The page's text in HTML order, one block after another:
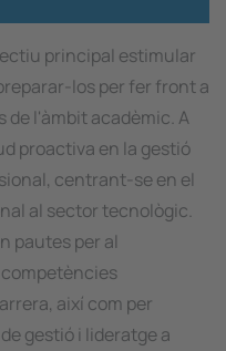
principal estimular
los per fer front a
de l'àmbit acadèmic. A
proactiva en la gestió
centrant-se en el
al sector tecnològic.
pautes per al
així com per
gestió i lideratge a